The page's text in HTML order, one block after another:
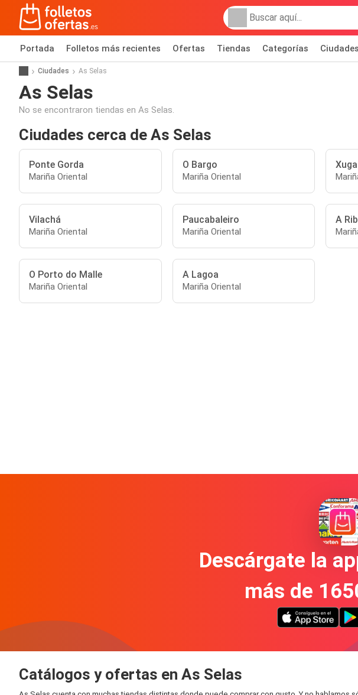
Portada Folletos más recientes Ofertas Tiendas Categorías Ciudades
Ciudades As Selas
As Selas
No se encontraron tiendas en As Selas.
Ciudades cerca de As Selas
Ponte Gorda
Mariña Oriental
O Bargo
Mariña Oriental
Xuga
Vilachá
Mariña Oriental
Paucabaleiro
Mariña Oriental
A
O Porto do Malle
Mariña Oriental
A Lagoa
Mariña Oriental
Descárgate la
más de
Catálogos y ofertas en As Selas